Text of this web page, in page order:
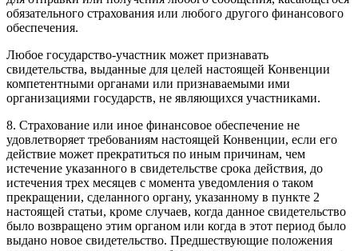
обязательного страхования или любого другого финансового
обеспечения.
Любое государство-участник может признавать
свидетельства, выданные для целей настоящей Конвенции
компетентными органами или признаваемыми ими
организациями государств, не являющихся участниками.
8. Страхование или иное финансовое обеспечение не
удовлетворяет требованиям настоящей Конвенции, если его
действие может прекратиться по иным причинам, чем
истечение указанного в свидетельстве срока действия, до
истечения трех месяцев с момента уведомления о таком
прекращении, сделанного органу, указанному в пункте 2
настоящей статьи, кроме случаев, когда данное свидетельство
было возвращено этим органом или когда в этот период было
выдано новое свидетельство. Предшествующие положения